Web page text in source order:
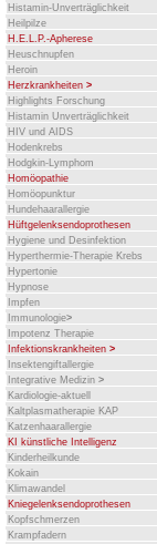
Histamin-Unverträglichkeit
Heilpilze
H.E.L.P.-Apherese
Heuschnupfen
Heroin
Herzkrankheiten >
Highlights Forschung
Histamin Unverträglichkeit
HIV und AIDS
Hodenkrebs
Hodgkin-Lymphom
Homöopathie
Homöopunktur
Hundehaarallergie
Hüftgelenksendoprothesen
Hygiene und Desinfektion
Hyperthermie-Therapie Krebs
Hypertonie
Hypnose
Impfen
Immunologie>
Impotenz Therapie
Infektionskrankheiten >
Insektengiftallergie
Integrative Medizin >
Kardiologie-aktuell
Kaltplasmatherapie KAP
Katzenhaarallergie
KI künstliche Intelligenz
Kinderheilkunde
Kokain
Klimawandel
Kniegelenksendoprothesen
Kopfschmerzen
Krampfadern